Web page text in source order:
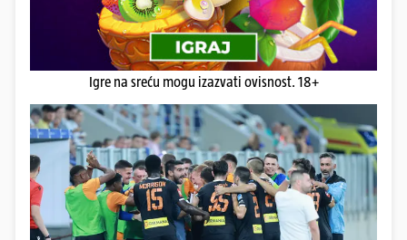
Igre na sreću mogu izazvati ovisnost. 18+